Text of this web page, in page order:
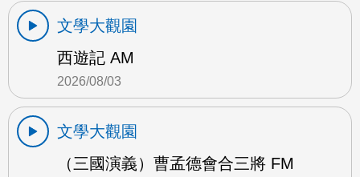
文學大觀園
西遊記 AM
2026/08/03
文學大觀園
（三國演義）曹孟德會合三將 FM